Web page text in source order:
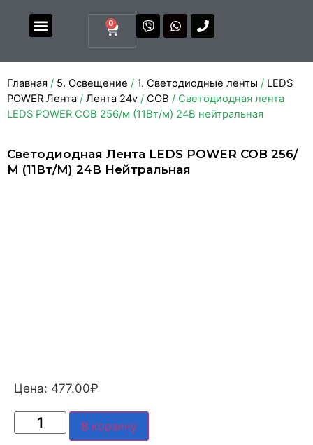
0
Главная / 5. Освещение / 1. Светодиодные ленты / LEDS
POWER Лента / Лента 24v / COB / Светодиодная лента
LEDS POWER COB 256/м (11Вт/м) 24В нейтральная
Светодиодная Лента LEDS POWER COB 256/
М (11Вт/м) 24В Нейтральная
Цена: 477.00₽
В корзину